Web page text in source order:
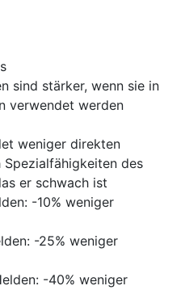
sind stärker, wenn sie in
verwendet werden
weniger direkten
Spezialfähigkeiten des
er schwach ist
-10% weniger
-25% weniger
-40% weniger